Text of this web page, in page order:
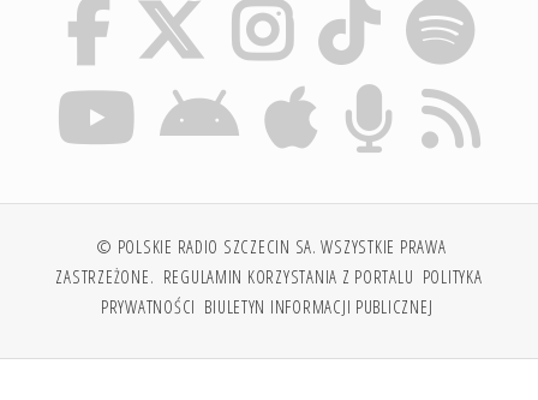
© POLSKIE RADIO SZCZECIN SA. WSZYSTKIE PRAWA
ZASTRZEŻONE. REGULAMIN KORZYSTANIA Z PORTALU POLITYKA
PRYWATNOŚCI BIULETYN INFORMACJI PUBLICZNEJ